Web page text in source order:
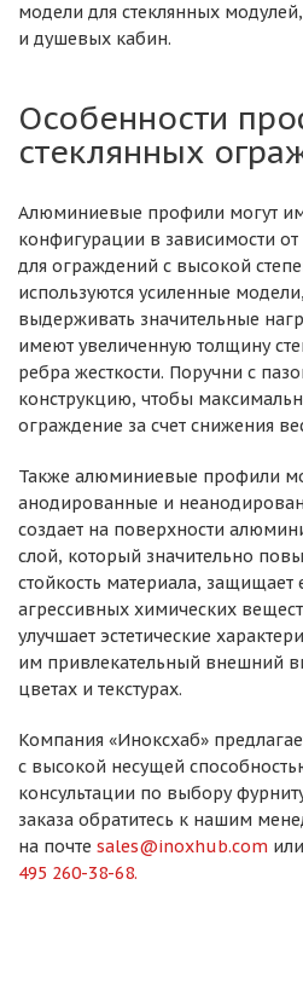
модели для стеклянных
и душевых кабин.
Особенности
стеклянных
Алюминиевые профили могут
конфигурации в зависимости
для ограждений с высокой
используются усиленные
выдерживать значительные
имеют увеличенную толщину
ребра жесткости. Поручни с
конструкцию, чтобы
ограждение за счет снижения
Также алюминиевые профили
анодированные и
создает на поверхности
слой, который значительно
стойкость материала, защищает
агрессивных химических
улучшает эстетические
им привлекательный внешний
цветах и текстурах.
Компания «Иноксхаб»
с высокой несущей
консультации по выбору
заказа обратитесь к нашим
на почте sales@inoxhub.com
495 260-38-68.